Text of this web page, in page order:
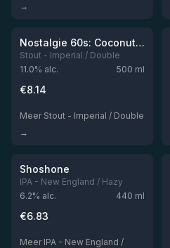
→
Niet op voorraad
★
Nostalgie 60s: Coconut & Vanilla Imperial Stout
Stout - Imperial / Double
11.0% alc. 500 ml
€8.14
Meer Stout - Imperial / Double
→
★
Shoshone
IPA - New England / Hazy
6.2% alc. 440 ml
€6.83
Meer IPA - New England /